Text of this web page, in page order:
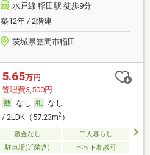
水戸線 稲田駅 徒歩9分
築12年 / 2階建
茨城県笠間市稲田
5.65万円
管理費3,500円
なし
なし
/ 2LDK（57.23m2）
敷金なし
二人暮らし
駐車場(近隣含) ペット相談可